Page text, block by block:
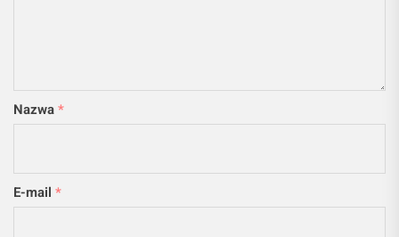
Nazwa*
E-mail *